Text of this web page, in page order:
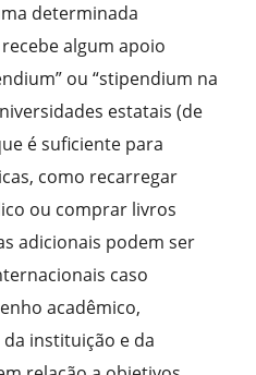
determinada
algum apoio
ou “stipendium na
estatais (de
é suficiente para
como recarregar
ou comprar livros
adicionais podem ser
caso
acadêmico,
instituição e da